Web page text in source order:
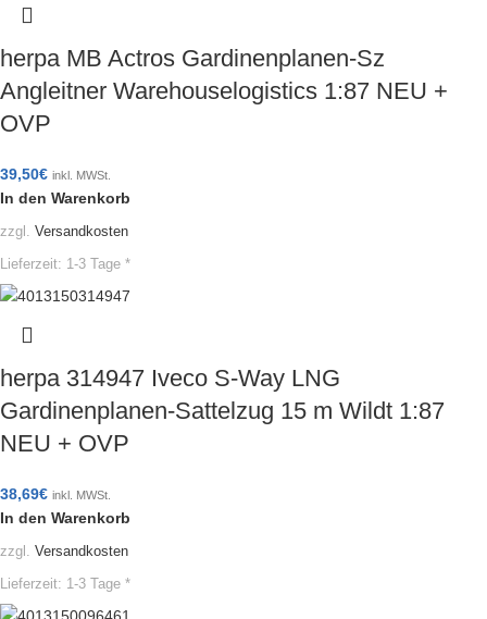
herpa MB Actros Gardinenplanen-Sz
Angleitner Warehouselogistics 1:87 NEU +
OVP
39,50€ inkl. MWSt.
In den Warenkorb
zzgl. Versandkosten
Lieferzeit: 1-3 Tage *
herpa 314947 Iveco S-Way LNG
Gardinenplanen-Sattelzug 15 m Wildt 1:87
NEU + OVP
38,69€ inkl. MWSt.
In den Warenkorb
zzgl. Versandkosten
Lieferzeit: 1-3 Tage *